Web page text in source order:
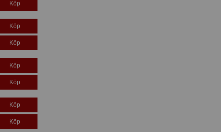
Köp
Köp
Köp
Köp
Köp
Köp
Köp